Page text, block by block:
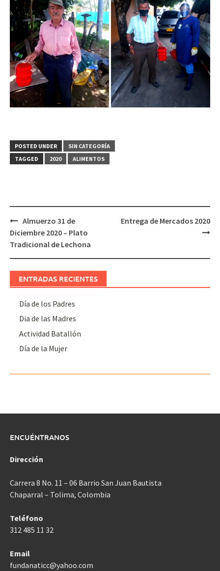
POSTED UNDER
SIN CATEGORÍA
TAGGED
2020 ALIMENTOS
Post
navigation
Almuerzo 31 de
Diciembre 2020 – Plato
Tradicional de Lechona
Entrega de Mercados 2020
ENTRADAS RECIENTES
Día de los Padres
Dia de las Madres
Actividad Batallón
Día de la Mujer
ENCUÉNTRANOS
Dirección
Carrera 8 No. 11 – 06 Barrio San Juan Bautista
Chaparral – Tolima, Colombia
Teléfono
312 485 11 32
Email
fundanaticc@yahoo.com